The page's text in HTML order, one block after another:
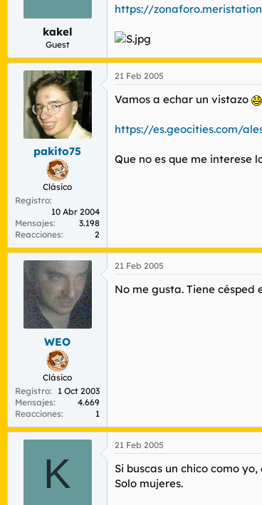
d
t
e
i
c
i
o
kakel
Guest
https://
pakito75
Clásico
Registro
10 Abr 2004
Mensajes
3.198
Reacciones
2
21 Feb 2005
Vamos a echar un vistazo
https://es.geocities.com/
Que no es que me interese
WEO
Clásico
Registro
1 Oct 2003
Mensajes
4.669
Reacciones
1
21 Feb 2005
No me gusta. Tiene césped
K
21 Feb 2005
Si buscas un chico como
Solo mujeres.